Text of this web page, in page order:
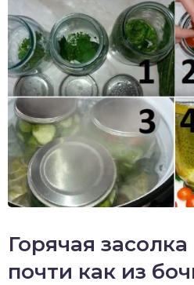
Горячая
почти как из